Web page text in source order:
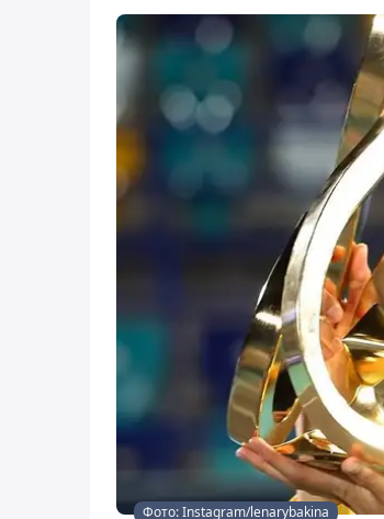
Фото: Instagram/lenarybakina